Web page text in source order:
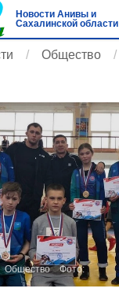
Новости Анивы и
Сахалинской области
Общество
Общество Фото: